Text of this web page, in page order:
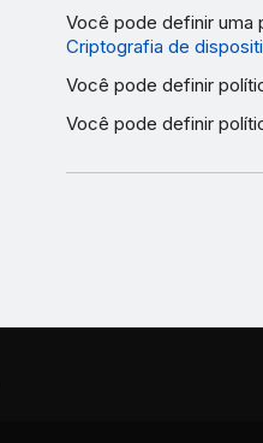
Você pode definir uma
Criptografia de
Você pode definir
Você pode definir